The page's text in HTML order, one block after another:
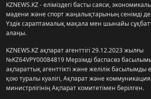
KZNEWS.KZ - еліміздегі басты саяси,
мәдени және спорт жаңалықтарының сенімді
Үздік сараптамалық мақала мен шынайы
алаңы.
KZNEWS.KZ ақпарат агенттігі 29.12.2023 жылғы
№KZ64VPY00084819 Мерзімді баспасөз
ақпараттық агенттікті және желілік басылымды
қою туралы куәлігі, Ақпарат және коммуникация
министрлігінің Ақпарат комитетімен берілген.